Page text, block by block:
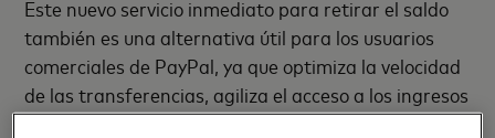
Este nuevo servicio inmediato para retirar el saldo
también es una alternativa útil para los usuarios
comerciales de PayPal, ya que optimiza la velocidad
de las transferencias, agiliza el acceso a los ingresos
y cobros y favorece la liquidez y el flujo de caja.